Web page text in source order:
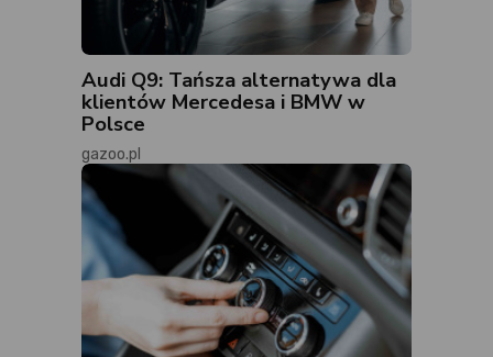
Audi Q9: Tańsza alternatywa dla
klientów Mercedesa i BMW w
Polsce
gazoo.pl